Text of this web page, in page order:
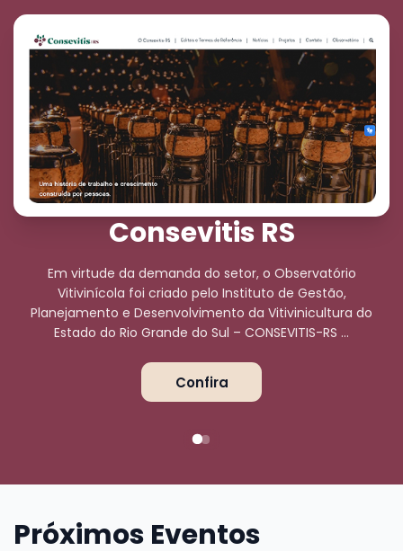
Consevitis RS
Em virtude da demanda do setor, o Observatório
Vitivinícola foi criado pelo Instituto de Gestão,
Planejamento e Desenvolvimento da Vitivinicultura do
Estado do Rio Grande do Sul – CONSEVITIS-RS ...
Confira
Próximos Eventos